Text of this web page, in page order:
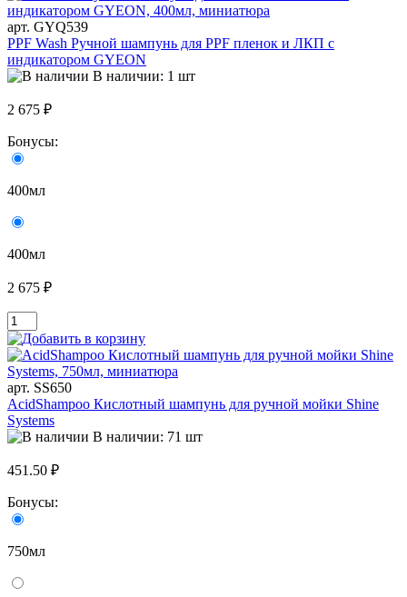
арт. GYQ539
PPF Wash Ручной шампунь для PPF пленок и ЛКП с
индикатором GYEON
В наличии: 1 шт
2 675 ₽
Бонусы:
400мл
400мл
2 675 ₽
арт. SS650
AcidShampoo Кислотный шампунь для ручной мойки Shine
Systems
В наличии: 71 шт
451.50 ₽
Бонусы:
750мл